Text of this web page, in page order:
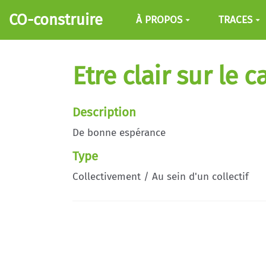
Aller au contenu principal
CO-construire À PROPOS TRACES
Etre clair sur le
Description
De bonne espérance
Type
Collectivement / Au sein d'un collectif